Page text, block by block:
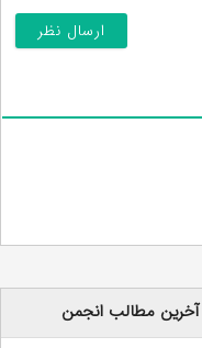
آخرین مطالب انجمن